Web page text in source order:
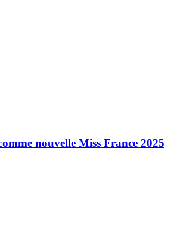
nouvelle Miss France 2025